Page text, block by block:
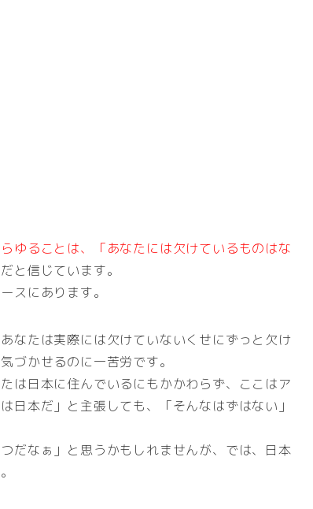
ゆることは、「あなたには欠けているものはな
だと信じています。
スにあります。
なたは実際には欠けていないくせにずっと欠け
づかせるのに一苦労です。
は日本に住んでいるにもかかわらず、ここはア
日本だ」と主張しても、「そんなはずはない」
だなぁ」と思うかもしれませんが、では、日本